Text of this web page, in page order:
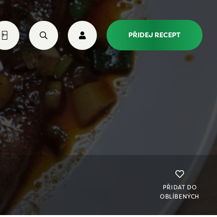
PŘIDEJ RECEPT
PŘIDAT DO
OBLÍBENÝCH